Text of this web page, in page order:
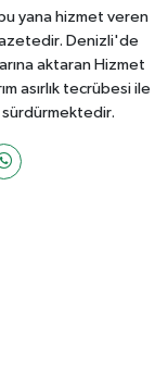
yana hizmet veren
Denizli'de
aktaran Hizmet
asırlık tecrübesi ile
sürdürmektedir.